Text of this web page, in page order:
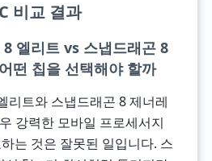
비교 결과
엘리트 vs 스냅드래곤 8
떤 칩을 선택해야 할까
리트와 스냅드래곤 8 제너레
강력한 모바일 프로세서지
는 것은 잘못된 일입니다. 스